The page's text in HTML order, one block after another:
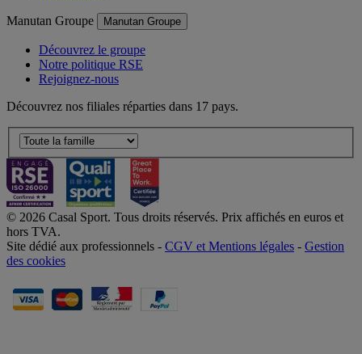
Manutan Groupe Manutan Groupe
Découvrez le groupe
Notre politique RSE
Rejoignez-nous
Découvrez nos filiales réparties dans 17 pays.
© 2026 Casal Sport. Tous droits réservés. Prix affichés en euros et
hors TVA.
Site dédié aux professionnels - CGV et Mentions légales - Gestion
des cookies